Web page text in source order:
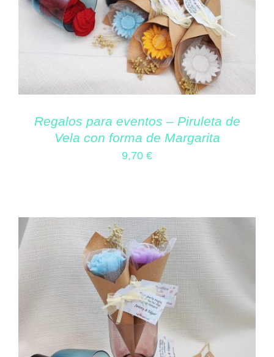
Regalos para eventos – Piruleta de
Vela con forma de Margarita
9,70 €